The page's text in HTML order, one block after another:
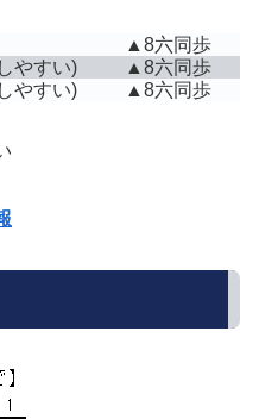
▲8六同歩
やすい)
▲8六同歩
やすい) ▲8六同歩